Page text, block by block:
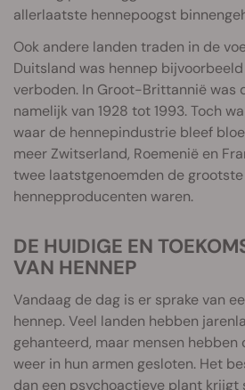
allerlaatste hennepoogst
Ook andere landen traden in de
Duitsland was hennep
verboden. In Groot-Brittannië was
namelijk van 1928 tot 1993. Toch
waar de hennepindustrie bleef
meer Zwitserland, Roemenië en
twee laatstgenoemden de
hennepproducenten waren.
DE HUIDIGE EN TOEKOMSTIGE POSITIE
VAN HENNEP
Vandaag de dag is er sprake van
hennep. Veel landen hebben
gehanteerd, maar mensen
weer in hun armen gesloten. Het
dan een psychoactieve plant krijgt